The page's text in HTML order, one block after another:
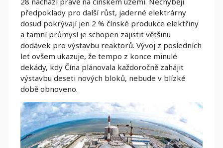
předpoklady pro další růst, jaderné elektrárny
dosud pokrývají jen 2 % čínské produkce elektřiny
a tamní průmysl je schopen zajistit většinu
dodávek pro výstavbu reaktorů. Vývoj z posledních
let ovšem ukazuje, že tempo z konce minulé
dekády, kdy Čína plánovala každoročně zahájit
výstavbu deseti nových bloků, nebude v blízké
době obnoveno.